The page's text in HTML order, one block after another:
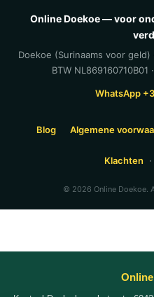
Online Doekoe — voor
Doekoe (Surinaams voor geld)
BTW
WhatsApp
Blog Algemene
Klachten ·
© 2026 Online Doekoe.